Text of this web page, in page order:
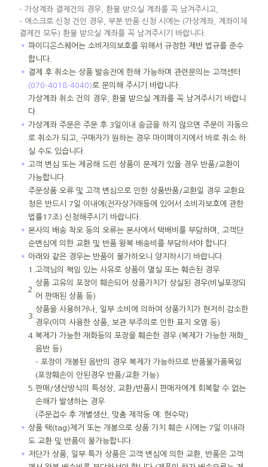
- 가상계좌 결제건의 경우, 환불 받으실 계좌를 꼭 남겨주시고,
- 에스크로 신청 건인 경우, 부분 반품 신청 시에는 (가상계좌, 계좌이체
결제건 모두) 환불 받으실 계좌를 꼭 남겨주시기 바랍니다.
＊ 파이디온스퀘어는 소비자의보호를 위해서 규정한 제반 법규를 준수
합니다.
＊ 결제 후 취소는 상품 발송전에 한해 가능하며 관련문의는 고객센터
(070-4018-4040)로 문의해 주시기 바랍니다.
가상계좌 취소 건의 경우, 환불 받으실 계좌를 꼭 남겨주시기 바랍니
다.
＊ 가상계좌 주문은 주문 후 3일이내 송금을 하지 않으면 주문이 자동으
로 취소가 되고, 구매자가 원하는 경우 마이페이지에서 바로 취소 하
실 수도 있습니다.
＊ 고객 변심 또는 제공해 드린 상품이 문제가 있을 경우 반품/교환이
가능합니다.
주문상품 오류 및 고객 변심으로 인한 상품반품/교환일 경우 교환요
청은 반드시 7일 이내에(전자상거래등에 있어서 소비자보호에 관한
법률17조) 신청해주시기 바랍니다.
＊ 본사의 배송 착오 등의 오류는 본사에서 택배비를 부담하며, 고객단
순변심에 의한 교환 및 반품 왕복 배송비를 부담하셔야 합니다.
＊ 아래와 같은 경우는 반품이 불가하오니 양지하시기 바랍니다.
1. 고객님의 책임 있는 사유로 상품이 멸실 또는 훼손된 경우
2.
상품 고유의 포장이 훼손되어 상품가치가 상실된 경우(비닐포장되
어 판매된 상품 등)
3.
상품을 사용하거나, 일부 소비에 의하여 상품가치가 현저히 감소한
경우(이미 사용한 상품, 보관 부주의로 인한 표지 오염 등)
4. 복제가 가능한 재화등의 포장을 훼손한 경우 (복제가 가능한 재화_
음반 등)
- 포장이 개봉된 음반의 경우 복제가 가능하므로 반품불가품목임
(포장훼손이 안된경우 반품/교환 가능)
5. 판매/생산방식의 특성상, 교환/반품시 판매자에게 회복할 수 없는
손해가 발생하는 경우
(주문접수 후 개별생산, 맞춤 제작등 예: 현수막)
＊ 상품 택(tag)제거 또는 개봉으로 상품 가치 훼손 시에는 7일 이내라
도 교환 및 반품이 불가능합니다.
＊ 저단가 상품, 일부 특가 상품은 고객 변심에 의한 교환, 반품은 고객